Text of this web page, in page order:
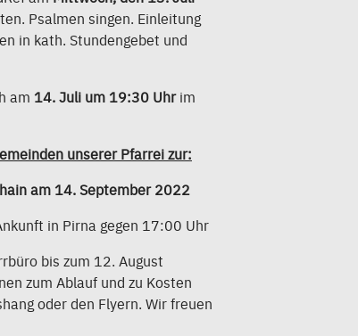
Psalmen singen. Einleitung
in kath. Stundengebet und
am 14. Juli um 19:30 Uhrim
unserer Pfarrei zur:
am 14. September 2022
in Pirna gegen 17:00 Uhr
bis zum 12. August
zum Ablauf und zu Kosten
oder den Flyern. Wir freuen